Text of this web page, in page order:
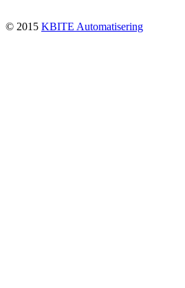
© 2015 KBITE Automatisering